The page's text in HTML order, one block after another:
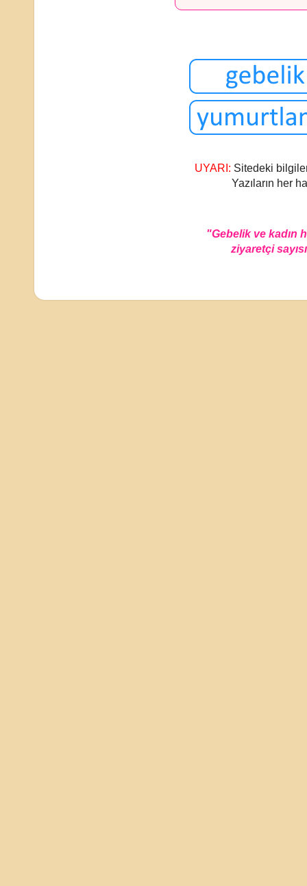
UYARI: Sitedeki
Yazıların her
"Gebelik ve kadın
ziyaretçi